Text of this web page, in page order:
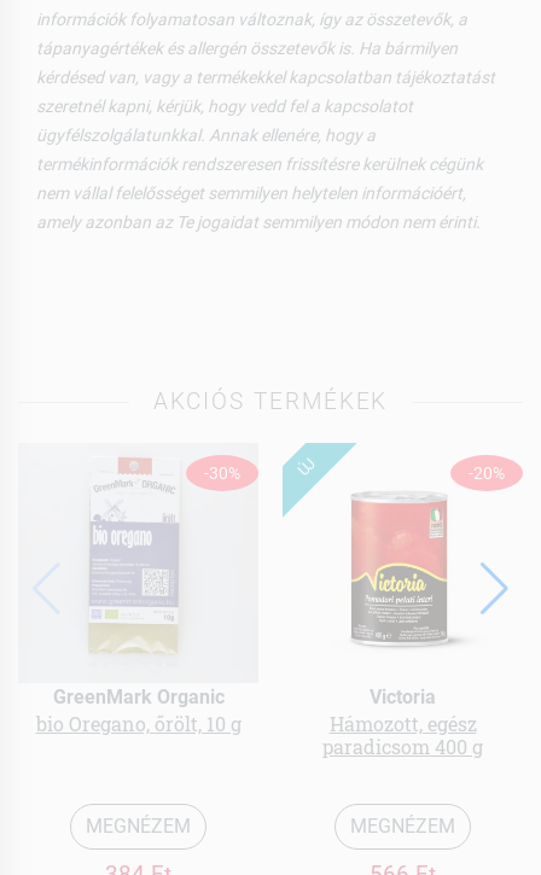
információk folyamatosan változnak, így az összetevők, a
tápanyagértékek és allergén összetevők is. Ha bármilyen
kérdésed van, vagy a termékekkel kapcsolatban tájékoztatást
szeretnél kapni, kérjük, hogy vedd fel a kapcsolatot
ügyfélszolgálatunkkal. Annak ellenére, hogy a
termékinformációk rendszeresen frissítésre kerülnek cégünk
nem vállal felelősséget semmilyen helytelen információért,
amely azonban az Te jogaidat semmilyen módon nem érinti.
AKCIÓS TERMÉKEK
-30%
GreenMark Organic
bio Oregano, őrölt, 10 g
MEGNÉZEM
-20%
ÚJ
Victoria
Hámozott, egész
paradicsom 400 g
MEGNÉZEM